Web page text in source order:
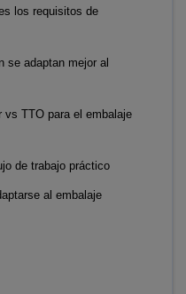
los requisitos de
se adaptan mejor al
TTO para el embalaje
de trabajo práctico
al embalaje